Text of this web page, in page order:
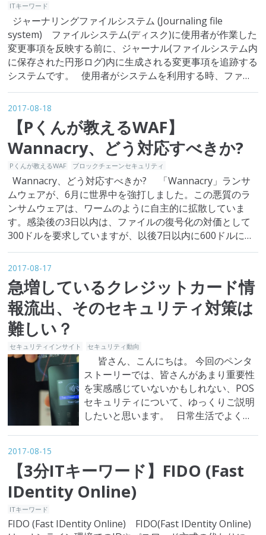
ITキーワード
ジャーナリングファイルシステム (Journaling file
system) ファイルシステム(ディスク)に使用者が作業した
変更事項を反映する前に、ジャーナル(ファイルシステム内
に保存された円形ログ)内に生成される変更事項を追跡する
システムです。 使用者がシステムを利用する時、ファイ
ルやディレクトリの修正、削除、保存など変更作業がよく
行われますが、使用者が「作成」する途中、電源供…
2017-08-18
【Pくんが教えるWAF】
Wannacry、どう対応すべきか?
Pくんが教えるWAF ブロックチェーンセキュリティ
Wannacry、どう対応すべきか? 「Wannacry」ランサ
ムウェアが、6月に世界中を強打しました。この悪質のラ
ンサムウェアは、ワームのように自主的に拡散していま
す。感染後の3日以内は、ファイルの復号化の対価として
300ドルを要求していますが、以後7日以内に600ドルに該
当するビットコインを要求することで知られています。7
日以内に費用を支払わなければ、ファイルは永遠に消えま
す。Wa…
2017-08-17
急増しているクレジットカード情
報流出、そのセキュリティ対策は
難しい？
セキュリティインサイト セキュリティ動向
皆さん、こんにちは。 今回のペンタ
ストーリーでは、皆さんがあまり重要性
を実感感じていないかもしれない、POS
セキュリティについて、ゆっくりご説明
したいと思います。 日常生活でよく使
が、その過程がとても安全とは言えませ
ん。むしろ日本クレジットカード協会に
よると、クレジットカー…
2017-08-15
【3分ITキーワード】FIDO (Fast
IDentity Online)
ITキーワード
FIDO (Fast IDentity Online) FIDO(Fast IDentity Online)